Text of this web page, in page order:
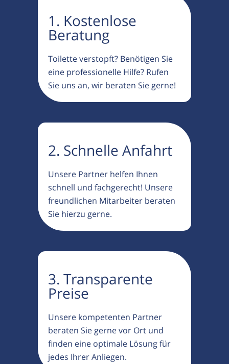
1. Kostenlose
Beratung
Toilette verstopft? Benötigen Sie
eine professionelle Hilfe? Rufen
Sie uns an, wir beraten Sie gerne!
2. Schnelle Anfahrt
Unsere Partner helfen Ihnen
schnell und fachgerecht! Unsere
freundlichen Mitarbeiter beraten
Sie hierzu gerne.
3. Transparente
Preise
Unsere kompetenten Partner
beraten Sie gerne vor Ort und
finden eine optimale Lösung für
jedes Ihrer Anliegen.